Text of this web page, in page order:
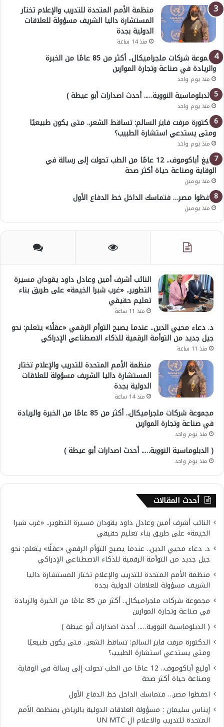
منظمة الأمم المتحدة للتدريب والإعلام تختار
المستشارة داليا الشريف مسؤولة للعلاقات
الدولية بجدة
منذ 14 ساعة
مجموعة شركات ملجراميكال.. أكثر من 85 عامًا من الخبرة
والريادة في صناعة وتجارة الموازين
منذ يوم واحد
( الدبلوماسية النووية….. أحدث اصدارات أبو عيطة )
منذ يوم واحد
الدكتورة مرفت فايز السالم: تساقط الشعر.. متى يكون طبيعيًا
ومتى يستدعي استشارة الطبيب؟
منذ يوم واحد
أوليغ أباكوموف.. 12 عامًا من الطب تحولت إلى رسالة في
الوقاية وصناعة حياة أكثر صحة
منذ يومين
احفظوا مصر… فتماسك الداخل خط الدفاع الأول
منذ يومين
النائب أشرف أمين وعادل داود يقودان مسيرة
التطوير.. «غرب شبرا الخيمة» على طريق بناء
تعليم حقيقي
منذ 11 ساعة
د. دعاء محيي الدين.. عندما يصبح التوأم الرقمي «عقلًا» يتعلم: نحو
جيل جديد من التوأمة الرقمية للذكاء الاصطناعي الإدراكي
منذ 11 ساعة
منظمة الأمم المتحدة للتدريب والإعلام تختار
المستشارة داليا الشريف مسؤولة للعلاقات
الدولية بجدة
منذ 14 ساعة
مجموعة شركات ملجراميكال.. أكثر من 85 عامًا من الخبرة والريادة
في صناعة وتجارة الموازين
منذ يوم واحد
( الدبلوماسية النووية….. أحدث اصدارات أبو عيطة )
منذ يوم واحد
أحدث المقالات
النائب أشرف أمين وعادل داود يقودان مسيرة التطوير.. «غرب شبرا
الخيمة» على طريق بناء تعليم حقيقي
د. دعاء محيي الدين.. عندما يصبح التوأم الرقمي «عقلًا» يتعلم: نحو
جيل جديد من التوأمة الرقمية للذكاء الاصطناعي الإدراكي
منظمة الأمم المتحدة للتدريب والإعلام تختار المستشارة داليا
الشريف مسؤولة للعلاقات الدولية بجدة
مجموعة شركات ملجراميكال.. أكثر من 85 عامًا من الخبرة والريادة
في صناعة وتجارة الموازين
( الدبلوماسية النووية….. أحدث اصدارات أبو عيطة )
الدكتورة مرفت فايز السالم: تساقط الشعر.. متى يكون طبيعيًا
ومتى يستدعي استشارة الطبيب؟
أوليغ أباكوموف.. 12 عامًا من الطب تحولت إلى رسالة في الوقاية
وصناعة حياة أكثر صحة
احفظوا مصر… فتماسك الداخل خط الدفاع الأول
إيناس سليمان : مسؤولة العلاقات الدولية بالرياض بمنظمة الأمم
المتحدة للتدريب والاعلام ال UN MTC